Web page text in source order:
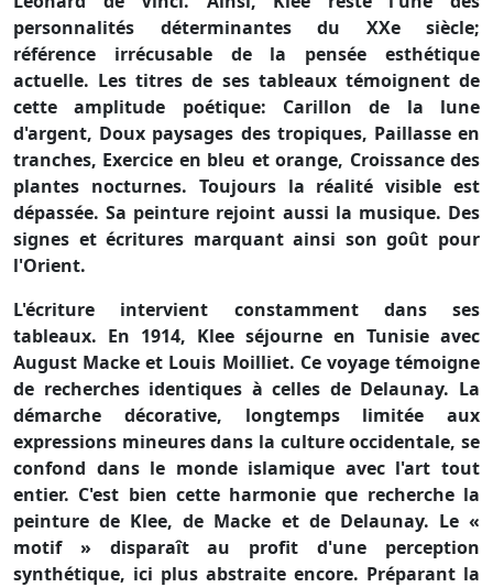
personnalités déterminantes du XXe siècle;
référence irrécusable de la pensée esthétique
actuelle. Les titres de ses tableaux témoignent de
cette amplitude poétique: Carillon de la lune
d'argent, Doux paysages des tropiques, Paillasse en
tranches, Exercice en bleu et orange, Croissance des
plantes nocturnes. Toujours la réalité visible est
dépassée. Sa peinture rejoint aussi la musique. Des
signes et écritures marquant ainsi son goût pour
l'Orient.
L'écriture intervient constamment dans ses
tableaux. En 1914, Klee séjourne en Tunisie avec
August Macke et Louis Moilliet. Ce voyage témoigne
de recherches identiques à celles de Delaunay. La
démarche décorative, longtemps limitée aux
expressions mineures dans la culture occidentale, se
confond dans le monde islamique avec l'art tout
entier. C'est bien cette harmonie que recherche la
peinture de Klee, de Macke et de Delaunay. Le «
motif » disparaît au profit d'une perception
synthétique, ici plus abstraite encore. Préparant la